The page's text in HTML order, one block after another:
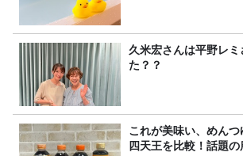
久米宏さんは平野レ
た？？
これが美味い、めん
四天王を比較！話題の